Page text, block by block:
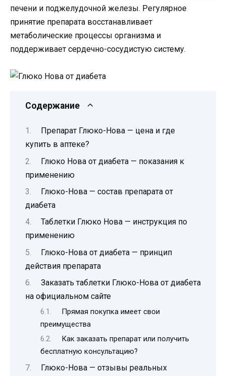
печени и поджелудочной железы. Регулярное
принятие препарата восстанавливает
метаболические процессы организма и
поддерживает сердечно-сосудистую систему.
Содержание
Препарат Глюко-Нова — цена и где
купить в аптеке?
Глюко Нова от диабета — показания к
применению
Глюко-Нова — состав препарата от
диабета
Таблетки Глюко Нова — инструкция по
применению
Глюко-Нова от диабета — принцип
действия препарата
Заказать таблетки Глюко-Нова от диабета
на официальном сайте
Прямая покупка имеет свои
преимущества
Как заказать препарат или получить
бесплатную консультацию?
Глюко-Нова — отзывы реальных